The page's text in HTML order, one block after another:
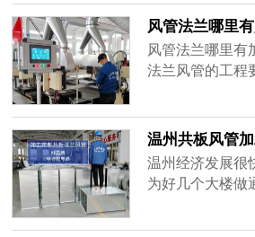
技术不......
厂家也跟着变多
了品牌厂家，大
品牌厂家，精益
对螺旋风管质量
风管法兰哪里
矩形风管法兰[
风管法兰哪里有
法兰风管的工程
大的作用。
温州共板风管
风]
温州经济发展很
为好几个大楼做